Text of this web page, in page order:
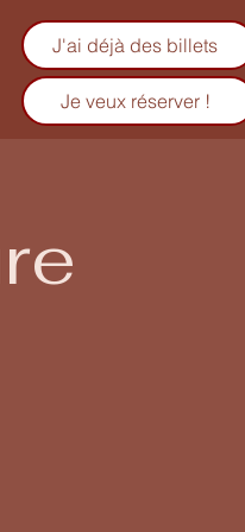
J'ai déjà des billets
Je veux réserver !